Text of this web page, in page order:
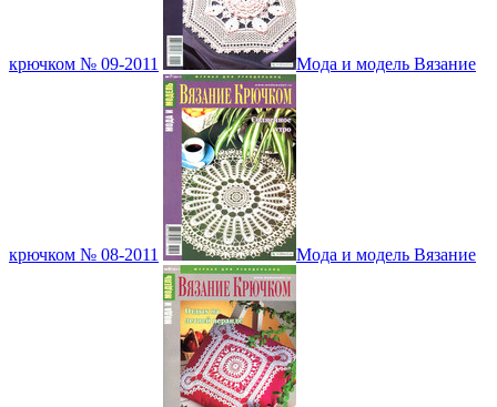
крючком № 09-2011 Мода и модель Вязание
крючком № 08-2011 Мода и модель Вязание